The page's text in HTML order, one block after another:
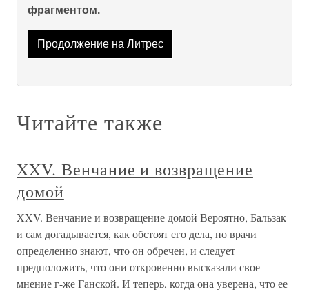
фрагментом.
Продолжение на Литрес
Читайте также
XXV. Венчание и возвращение
домой
XXV. Венчание и возвращение домой Вероятно, Бальзак
и сам догадывается, как обстоят его дела, но врачи
определенно знают, что он обречен, и следует
предположить, что они откровенно высказали свое
мнение г-же Ганской. И теперь, когда она уверена, что ее